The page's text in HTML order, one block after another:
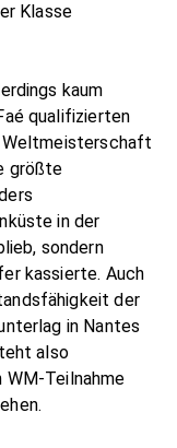
Klasse
kaum
qualifizierten
Weltmeisterschaft
größte
in der
sondern
kassierte. Auch
der
in Nantes
also
Teilnahme